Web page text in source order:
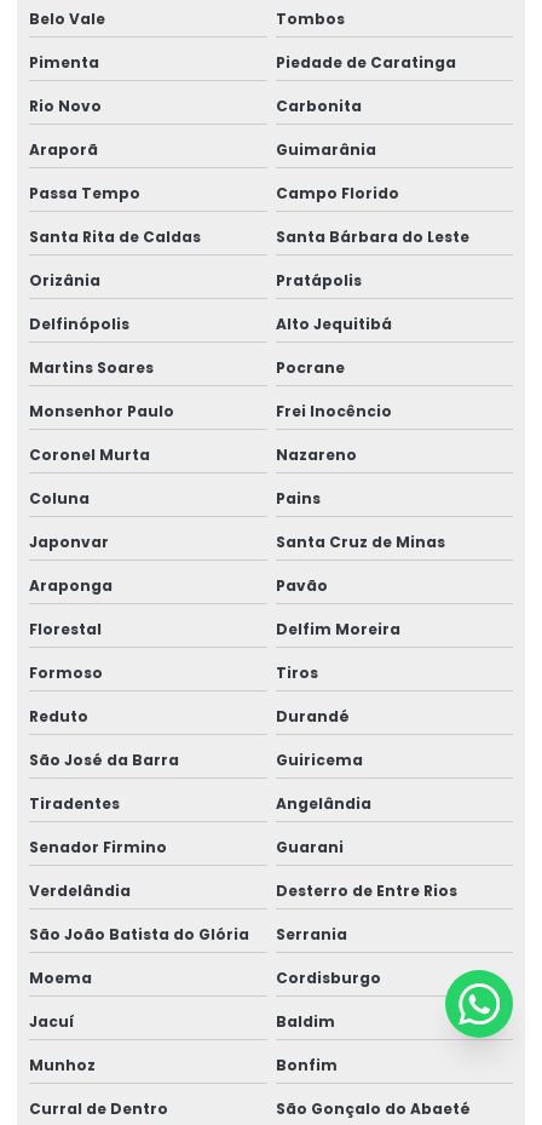
Belo Vale Tombos
Pimenta Piedade de Caratinga
Rio Novo Carbonita
Araporã Guimarânia
Passa Tempo Campo Florido
Santa Rita de Caldas Santa Bárbara do Leste
Orizânia Pratápolis
Delfinópolis Alto Jequitibá
Martins Soares Pocrane
Monsenhor Paulo Frei Inocêncio
Coronel Murta Nazareno
Coluna Pains
Japonvar Santa Cruz de Minas
Araponga Pavão
Florestal Delfim Moreira
Formoso Tiros
Reduto Durandé
São José da Barra Guiricema
Tiradentes Angelândia
Senador Firmino Guarani
Verdelândia Desterro de Entre Rios
São João Batista do Glória Serrania
Moema Cordisburgo
Jacuí Baldim
Munhoz Bonfim
Curral de Dentro São Gonçalo do Abaeté